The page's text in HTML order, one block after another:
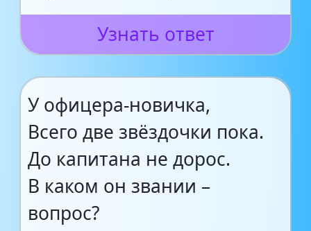
Узнать ответ
У офицера-новичка,
Всего две звёздочки пока.
До капитана не дорос.
В каком он звании –
вопрос?